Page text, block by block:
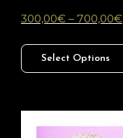
300,00€ – 700,00€
Select Options